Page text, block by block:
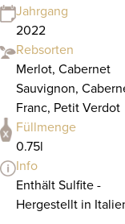
Jahrgang
2022
Rebsorten
Merlot, Cabernet
Sauvignon,
Franc, Petit Verdot
Füllmenge
0.75l
Info
Enthält Sulfite -
Hergestellt in